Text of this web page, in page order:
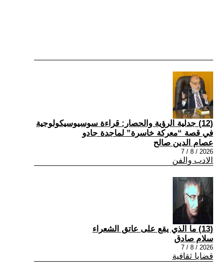
(12) جدلية الرؤية والحصار: قراءة سوسيوسيكولوجية
في قصة “معركة خاسرة” لماجدة جادو
عصام الدين صالح
2026 / 8 / 7
الادب والفن
(13) ما الذي يقع على عاتق الشعراء
سلام صادق
2026 / 8 / 7
قضايا ثقافية